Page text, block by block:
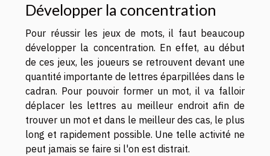
Développer la concentration
Pour réussir les jeux de mots, il faut beaucoup
développer la concentration. En effet, au début
de ces jeux, les joueurs se retrouvent devant une
quantité importante de lettres éparpillées dans le
cadran. Pour pouvoir former un mot, il va falloir
déplacer les lettres au meilleur endroit afin de
trouver un mot et dans le meilleur des cas, le plus
long et rapidement possible. Une telle activité ne
peut jamais se faire si l'on est distrait.